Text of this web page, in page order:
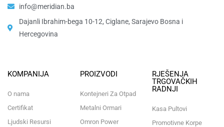
info@meridian.ba
Dajanli Ibrahim-bega 10-12, Ciglane, Sarajevo Bosna i
Hercegovina​
KOMPANIJA
O nama
Certifikat
Ljudski Resursi
PROIZVODI
Kontejneri Za Otpad
Metalni Ormari
Omron Power
RJEŠENJA
TRGOVAČKIH
RADNJI
Kasa Pultovi
Promotivne Korpe